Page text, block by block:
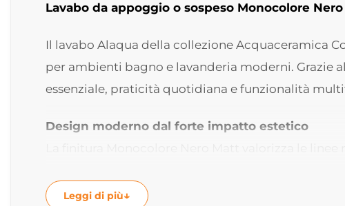
Lavabo da appoggio o sospeso Monocolore
Il lavabo Alaqua della collezione Acquaceramica
per ambienti bagno e lavanderia moderni. Grazie
essenziale, praticità quotidiana e funzionalità
Design moderno dal forte impatto estetico
abbinandosi perfettamente a mobili in legno,
Leggi di più